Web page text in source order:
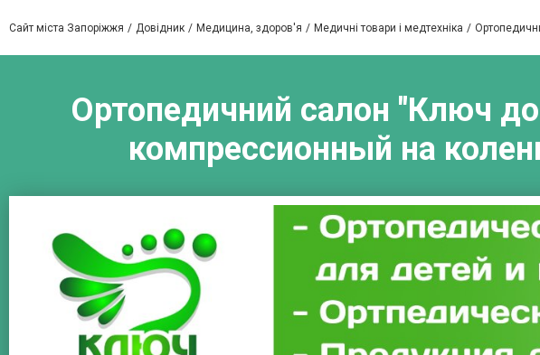
Сайт міста Запоріжжя Довідник Медицина, здоров'я Медичні товари і медтехніка
Ортопедичний салон "Ключ
компрессионный на